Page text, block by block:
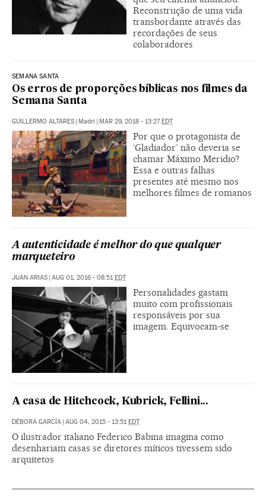
Reconstrução de uma vida
transbordante através das
recordações de seus
colaboradores
SEMANA SANTA
Os erros de proporções bíblicas nos filmes da
Semana Santa
GUILLERMO ALTARES Madri MAR 29, 2018 - 13:27 EDT
Por que o protagonista de
‘Gladiador’ não deveria se
chamar Máximo Meridio?
Essa e outras falhas
presentes até mesmo nos
melhores filmes de romanos
A autenticidade é melhor do que qualquer
marqueteiro
JUAN ARIAS AUG 01, 2016 - 08:51 EDT
Personalidades gastam
muito com profissionais
responsáveis por sua
imagem. Equivocam-se
A casa de Hitchcock, Kubrick, Fellini...
DÉBORA GARCÍA | AUG 04, 2015 - 13:51EDT
O ilustrador italiano Federico Babina imagina como
desenhariam casas se diretores míticos tivessem sido
arquitetos